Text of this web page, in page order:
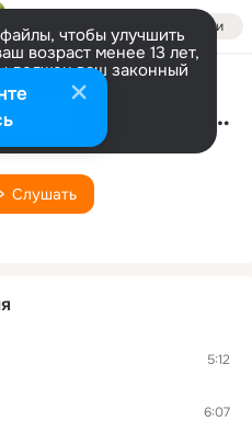
Войти
чтобы улучшить
возраст менее 13 лет,
должен ваш законный
информации
She’s My One And Only
Слушать
5:12
6:07